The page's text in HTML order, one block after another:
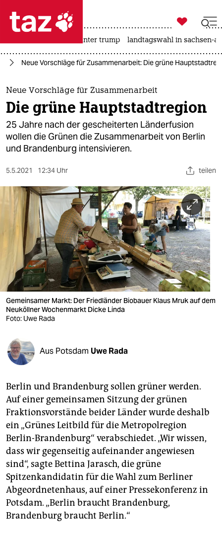
 taz zahl ich
taz zahl ich
themen
politik
öko
sport
berlin
nord
wahrheit
verlag
verlag
shop
fragen & hilfe
unterstützen
abo
genossenschaft
epaper login

taz zahl ich
usa unter trump landtagswahl in sachsen-
Neue Vorschläge für Zusammenarbeit: Die grüne
Neue Vorschläge für Zusammenarbeit
Die grüne Hauptstadtregion
25 Jahre nach der gescheiterten Länderfusion
wollen die Grünen die Zusammenarbeit von Berlin
und Brandenburg intensivieren.
5.5.2021 12:34 Uhr teilen
Gemeinsamer Markt: Der Friedländer Biobauer Klaus Mruk auf dem
Neuköllner Wochenmarkt Dicke Linda
Foto: Uwe Rada
Aus Potsdam Uwe Rada
Berlin und Brandenburg sollen grüner werden.
Auf einer gemeinsamen Sitzung der grünen
Fraktionsvorstände beider Länder wurde deshalb
ein „Grünes Leitbild für die Metropolregion
Berlin-Brandenburg“ verabschiedet. „Wir wissen,
dass wir gegenseitig aufeinander angewiesen
sind“, sagte Bettina Jarasch, die grüne
Spitzenkandidatin für die Wahl zum Berliner
Abgeordnetenhaus, auf einer Pressekonferenz in
Potsdam. „Berlin braucht Brandenburg,
Brandenburg braucht Berlin.“